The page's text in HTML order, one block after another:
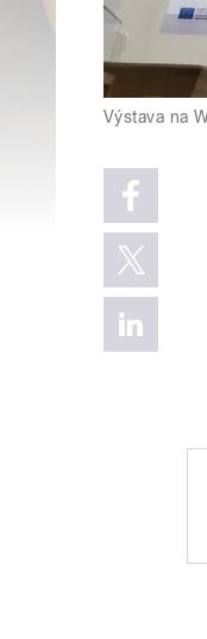
Výstava na